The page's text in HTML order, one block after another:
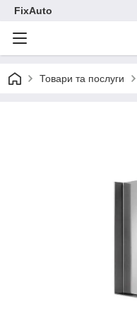
FixAuto
Товари та послуги